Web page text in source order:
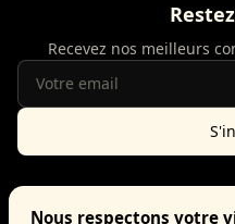
Recevez nos meilleurs
Nous respectons votre